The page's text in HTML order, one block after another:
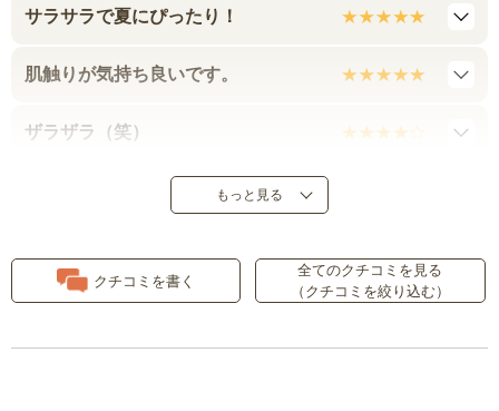
サラサラで夏にぴったり！
肌触りが気持ち良いです。
ザラザラ（笑）
夏はしじら織が一番！
もっと見る
クチコミを書く
全てのクチコミを見る
（クチコミを絞り込む）